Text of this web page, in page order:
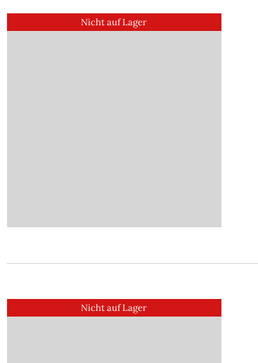
Nicht auf Lager
Nicht auf Lager